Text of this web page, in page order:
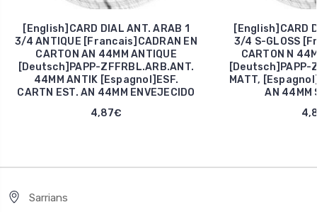
[English]CARD DIAL ANT. ARAB 1
3/4 ANTIQUE [Francais]CADRAN EN
CARTON AN 44MM ANTIQUE
[Deutsch]PAPP-ZFFRBL.ARB.ANT.
44MM ANTIK [Espagnol]ESF.
CARTN EST. AN 44MM ENVEJECIDO
4,87€
[English]CARD
3/4 S-GLOSS
CARTON N
[Deutsch]PAPP-
MATT,
AN 44MM
Sarrians